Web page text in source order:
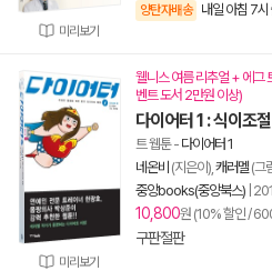
미리보기
양탄자배송 내일 아침 7시
미리보기
웰니스 여름 리추얼 + 에그
벤트 도서 2만원 이상)
다이어터 1 : 식이조
트 웹툰- 다이어터 1
네온비 (지은이), 캐러멜 (그
중앙books(중앙북스)
10,800원 (10% 할인 /
구판절판